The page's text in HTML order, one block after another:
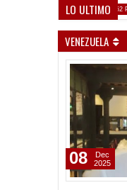
LO ULTIMO
de la Reserva 1:52 PM
VENEZUELA
08
Dec
2025